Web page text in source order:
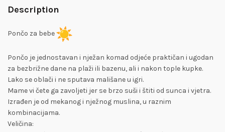
Description
Pončo za bebe
Pončo je jednostavan i nježan komad odjeće praktičan i ugodan
za bezbrižne dane na plaži ili bazenu, ali i nakon tople kupke.
Lako se oblači i ne sputava mališane u igri.
Mame vi čete ga zavoljeti jer se brzo suši i štiti od sunca i vjetra.
Izrađen je od mekanog i nježnog muslina, u raznim
kombinacijama.
Veličina: